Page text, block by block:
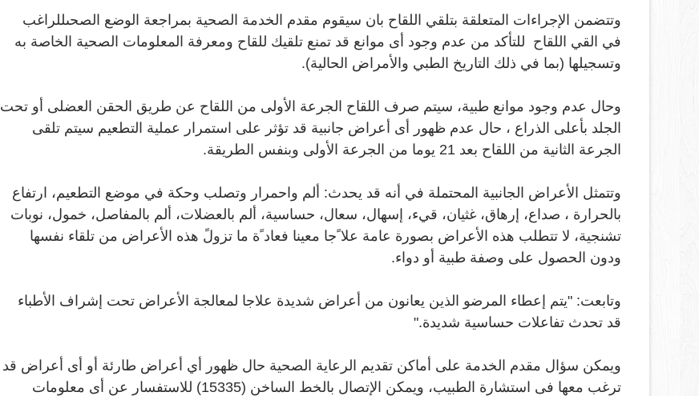
وتتضمن الإجراءات المتعلقة بتلقي اللقاح بان سيقوم مقدم الخدمة الصحية بمراجعة الوضع الصحىللراغب
في القي اللقاح للتأكد من عدم وجود أى موانع قد تمنع تلقيك للقاح ومعرفة المعلومات الصحية الخاصة به
وتسجيلها (بما في ذلك التاريخ الطبي والأمراض الحالية).
وحال عدم وجود موانع طبية، سيتم صرف اللقاح الجرعة الأولى من اللقاح عن طريق الحقن العضلى أو تحت
الجلد بأعلى الذراع ، حال عدم ظهور أى أعراض جانبية قد تؤثر على استمرار عملية التطعيم سيتم تلقى
الجرعة الثانية من اللقاح بعد 21 يوما من الجرعة الأولى وبنفس الطريقة
.
وتتمثل الأعراض الجانبية المحتملة في أنه قد يحدث: ألم واحمرار وتصلب وحكة في موضع التطعيم، ارتفاع
بالحرارة ، صداع، إرهاق، غثيان، قيء، إسهال، سعال، حساسية، ألم بالعضلات، ألم بالمفاصل، خمول، نوبات
تشنجية، لا تتطلب هذه الأعراض بصورة عامة علا ًجا معينا فعاد ًة ما تزولً هذه الأعراض من تلقاء نفسها
ودون الحصول على وصفة طبية أو دواء.
وتابعت: "يتم إعطاء المرضو الذين يعانون من أعراض شديدة علاجا لمعالجة الأعراض تحت إشراف الأطباء
قد تحدث تفاعلات حساسية شديدة."
ويمكن سؤال مقدم الخدمة على أماكن تقديم الرعاية الصحية حال ظهور أي أعراض طارئة أو أى أعراض قد
ترغب معها فى استشارة الطبيب، ويمكن الإتصال بالخط الساخن (15335) للاستفسار عن أى معلومات